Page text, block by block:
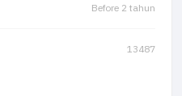
Before 2 tahun
13487